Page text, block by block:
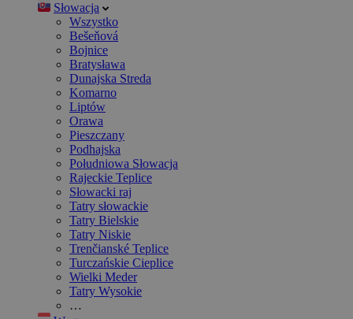
Słowacja
Wszystko
Bešeňová
Bojnice
Bratysława
Dunajska Streda
Komarno
Liptów
Orawa
Pieszczany
Podhajska
Południowa Słowacja
Rajeckie Teplice
Słowacki raj
Tatry słowackie
Tatry Bielskie
Tatry Niskie
Trenčianské Teplice
Turczańskie Cieplice
Wielki Meder
Tatry Wysokie
…